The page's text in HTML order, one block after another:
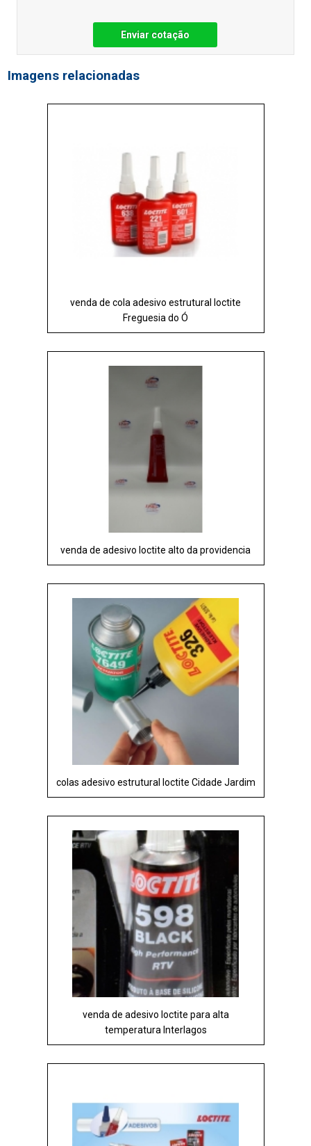
Enviar cotação
Imagens relacionadas
venda de cola adesivo estrutural loctite
Freguesia do Ó
venda de adesivo loctite alto da providencia
colas adesivo estrutural loctite Cidade Jardim
venda de adesivo loctite para alta
temperatura Interlagos